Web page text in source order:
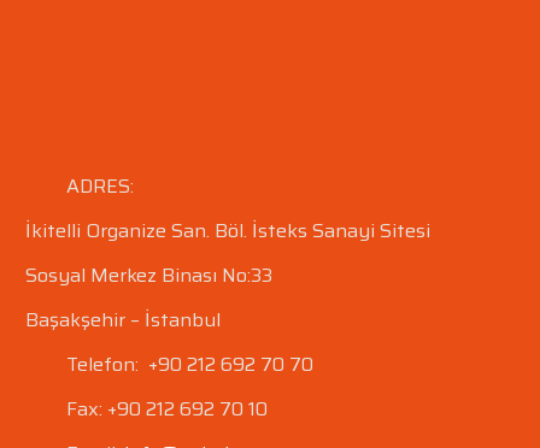
ADRES:
İkitelli Organize San. Böl. İsteks Sanayi Sitesi
Sosyal Merkez Binası No:33
Başakşehir – İstanbul
Telefon: +90 212 692 70 70
Fax: +90 212 692 70 10